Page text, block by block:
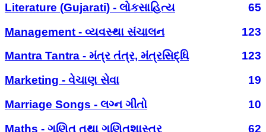
Literature (Gujarati) - લોકસાહિત્ય
65
Management - વ્યવસ્થા સંચાલન
123
Mantra Tantra - મંત્ર તંત્ર, મંત્રસિદ્ધિ
123
Marketing - વેચાણ સેવા
19
Marriage Songs - લગ્ન ગીતો
10
Maths - ગણિત તથા ગણિતશાસ્ત્ર
62